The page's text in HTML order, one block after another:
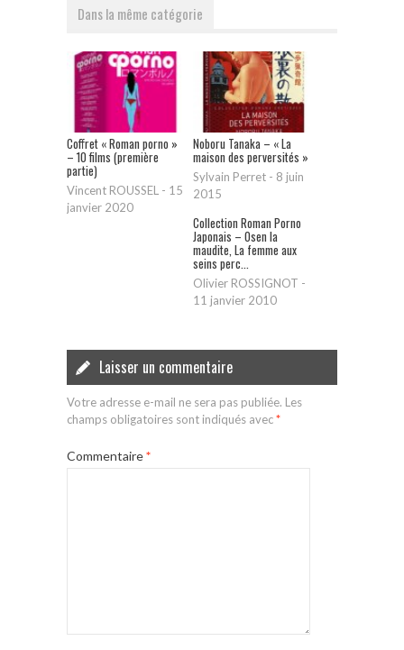
Dans la même catégorie
Coffret « Roman porno »
– 10 films (première
partie)
Vincent ROUSSEL - 15
janvier 2020
Noboru Tanaka – « La
maison des perversités »
Sylvain Perret - 8 juin
2015
Collection Roman Porno
Japonais – Osen la
maudite, La femme aux
seins perc...
Olivier ROSSIGNOT -
11 janvier 2010
Laisser un commentaire
Votre adresse e-mail ne sera pas publiée. Les
champs obligatoires sont indiqués avec*
Commentaire*